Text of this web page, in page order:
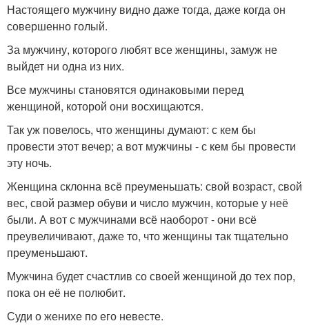
Настоящего мужчину видно даже тогда, даже когда он
совершенно голый.
За мужчину, которого любят все женщины, замуж не
выйдет ни одна из них.
Все мужчины становятся одинаковыми перед
женщиной, которой они восхищаются.
Так уж повелось, что женщины думают: с кем бы
провести этот вечер; а вот мужчины - с кем бы провести
эту ночь.
Женщина склонна всё преуменьшать: свой возраст, свой
вес, свой размер обуви и число мужчин, которые у неё
были. А вот с мужчинами всё наоборот - они всё
преувеличивают, даже то, что женщины так тщательно
преуменьшают.
Мужчина будет счастлив со своей женщиной до тех пор,
пока он её не полюбит.
Суди о женихе по его невесте.